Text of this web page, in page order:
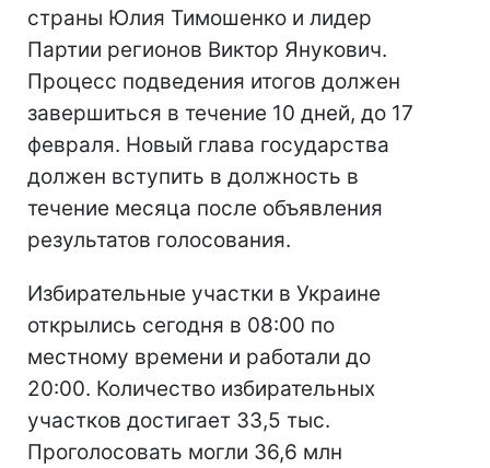
страны Юлия Тимошенко и лидер
Партии регионов Виктор Янукович.
Процесс подведения итогов должен
завершиться в течение 10 дней, до 17
февраля. Новый глава государства
должен вступить в должность в
течение месяца после объявления
результатов голосования.
Избирательные участки в Украине
открылись сегодня в 08:00 по
местному времени и работали до
20:00. Количество избирательных
участков достигает 33,5 тыс.
Проголосовать могли 36,6 млн